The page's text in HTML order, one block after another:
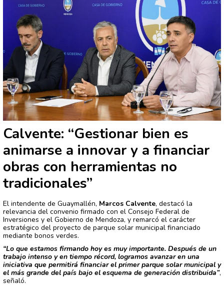
Calvente: “Gestionar bien es
animarse a innovar y a financiar
obras con herramientas no
tradicionales”
El intendente de Guaymallén, Marcos Calvente, destacó la
relevancia del convenio firmado con el Consejo Federal de
Inversiones y el Gobierno de Mendoza, y remarcó el carácter
estratégico del proyecto de parque solar municipal financiado
mediante bonos verdes.
“Lo que estamos firmando hoy es muy importante. Después de un
trabajo intenso y en tiempo récord, logramos avanzar en una
iniciativa que permitirá financiar el primer parque solar municipal y
el más grande del país bajo el esquema de generación distribuida”,
señaló.